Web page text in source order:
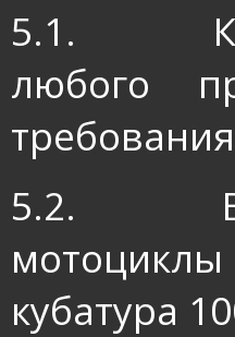
5.1.
любого
5.2.
кубатура